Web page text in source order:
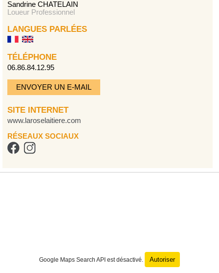
Sandrine CHATELAIN
Loueur Professionnel
LANGUES PARLÉES
TÉLÉPHONE
06.86.84.12.95
ENVOYER UN E-MAIL
SITE INTERNET
www.laroselaitiere.com
RÉSEAUX SOCIAUX
Google Maps Search API est désactivé. Autoriser